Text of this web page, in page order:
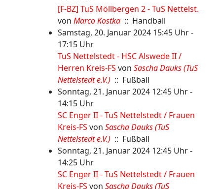
[F-BZ] TuS Möllbergen 2 - TuS Nettelst.
von Marco Kostka :: Handball
Samstag, 20. Januar 2024 15:45 Uhr -
17:15 Uhr
TuS Nettelstedt - HSC Alswede II /
Herren Kreis-FS von Sascha Dauks (TuS
Nettelstedt e.V.) :: Fußball
Sonntag, 21. Januar 2024 12:45 Uhr -
14:15 Uhr
SC Enger II - TuS Nettelstedt / Frauen
Kreis-FS von Sascha Dauks (TuS
Nettelstedt e.V.) :: Fußball
Sonntag, 21. Januar 2024 12:45 Uhr -
14:25 Uhr
SC Enger II - TuS Nettelstedt / Frauen
Kreis-FS von Sascha Dauks (TuS